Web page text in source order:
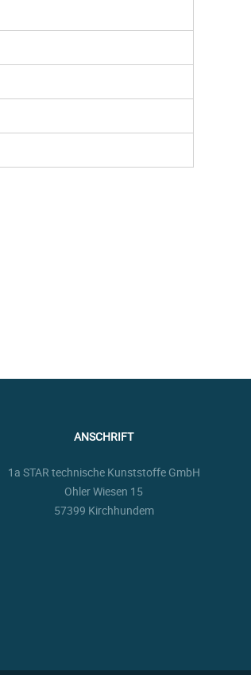
ANSCHRIFT
1a STAR technische Kunststoffe GmbH
Ohler Wiesen 15
57399 Kirchhundem